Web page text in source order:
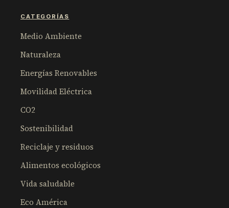
CATEGORÍAS
Medio Ambiente
Naturaleza
Energías Renovables
Movilidad Eléctrica
CO2
Sostenibilidad
Reciclaje y residuos
Alimentos ecológicos
Vida saludable
Eco América